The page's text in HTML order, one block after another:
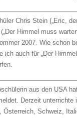
Chris Stein („Eric,
Himmel muss
2007. Wie schon
ich auch für „Der
aus den USA
Derzeit unterrichte
Österreich, Schweiz,